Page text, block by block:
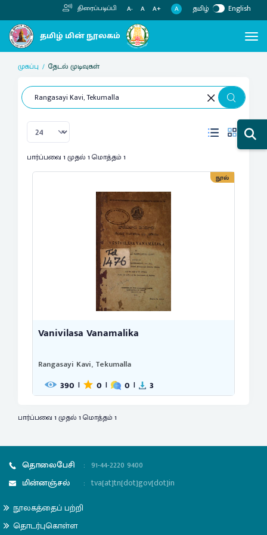
திரைப்படிப்பி A- A A+ A தமிழ் English
முகப்பு தேடல் முடிவுகள்
பார்ப்பவை 1 முதல் 1 மொத்தம் 1
நூல்
Vanivilasa Vanamalika
Rangasayi Kavi, Tekumalla
390 | 0 | 0 | 3
பார்ப்பவை 1 முதல் 1 மொத்தம் 1
தொலைபேசி : 91-44-2220 9400
மின்னஞ்சல்
: tva[at]tn[dot]gov[dot]in
நூலகத்தைப் பற்றி
தொடர்புகொள்ள